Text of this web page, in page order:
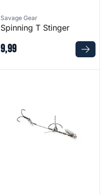
Savage Gear
Spinning T Stinger
9,99